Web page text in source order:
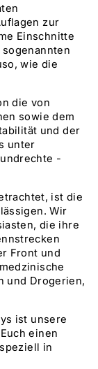
zur
Einschnitte
wie die
die von
sowie dem
und der
unter
-
ist die
Wir
die ihre
Front und
und Drogerien,
ist unsere
einen
in